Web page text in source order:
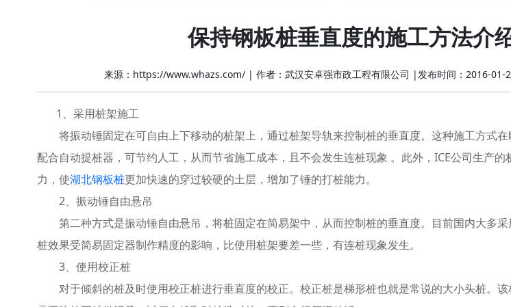
保持钢板桩垂直度的施工方法介
来源：https://www.whazs.com/ |作者：武汉安卓强市政工程有限公司 | 发布时间：2016-01-
1、采用桩架施工
将振动锤固定在可自由上下移动的桩架上，通过桩架导轨来控制桩的垂直度。这种施工方式在
配合自动提桩器，可节约人工，从而节省施工成本，且不会发生连桩现象 。此外，ICE公司生产
力，使湖北钢板桩更加快速的穿过较硬的土层，增加了锤的打桩能力。
2、振动锤自由悬吊
第二种方式是振动锤自由悬吊，将桩固定在简易架中，从而控制桩的垂直度。目前国内大多采
桩效果受简易固定器制作精度的影响，比使用桩架要差一些，有连桩现象发生。
3、使用校正桩
对于倾斜的桩及时使用校正桩进行垂直度的校正。校正桩是梯形桩也就是常说的大小头桩。该